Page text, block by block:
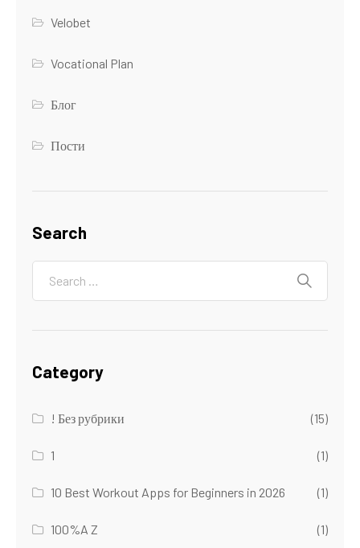
Velobet
Vocational Plan
Блог
Пости
Search
Category
! Без рубрики (15)
1 (1)
10 Best Workout Apps for Beginners in 2026 (1)
100%A Z (1)